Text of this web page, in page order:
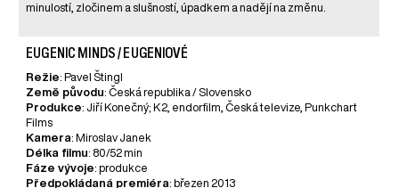
minulostí, zločinem a slušností, úpadkem a nadějí na změnu.
EUGENIC MINDS / EUGENIOVÉ
Režie: Pavel Štingl
Země původu: Česká republika / Slovensko
Produkce: Jiří Konečný; K2, endorfilm, Česká televize, Punkchart
Films
Kamera: Miroslav Janek
Délka filmu: 80/52 min
Fáze vývoje: produkce
Předpokládaná premiéra: březen 2013